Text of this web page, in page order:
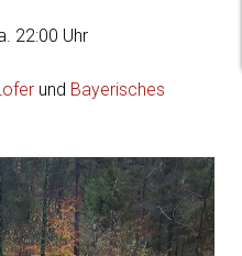
22:00 Uhr
und Bayerisches